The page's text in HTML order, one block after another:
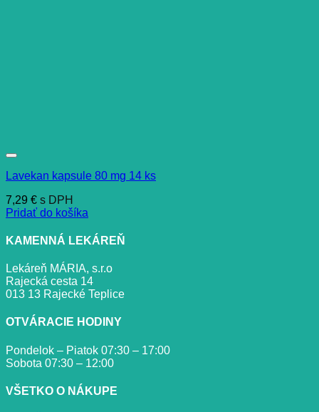
Lavekan kapsule 80 mg 14 ks
7,29 € s DPH
Pridať do košíka
KAMENNÁ LEKÁREŇ
Lekáreň MÁRIA, s.r.o
Rajecká cesta 14
013 13 Rajecké Teplice
OTVÁRACIE HODINY
Pondelok – Piatok 07:30 – 17:00
Sobota 07:30 – 12:00
VŠETKO O NÁKUPE